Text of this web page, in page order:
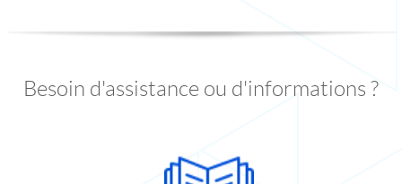
Besoin d'assistance ou d'informations ?